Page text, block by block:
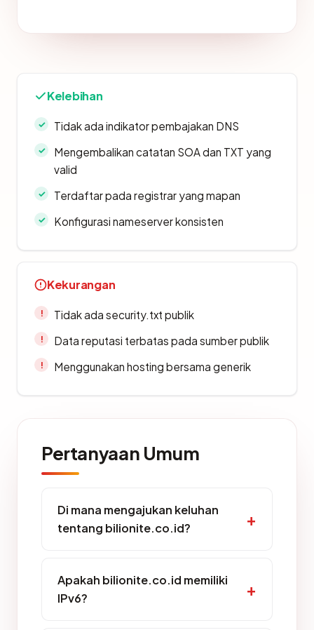
Kelebihan
Tidak ada indikator pembajakan DNS
Mengembalikan catatan SOA dan TXT yang
valid
Terdaftar pada registrar yang mapan
Konfigurasi nameserver konsisten
Kekurangan
Tidak ada security.txt publik
Data reputasi terbatas pada sumber publik
Menggunakan hosting bersama generik
Pertanyaan Umum
Di mana mengajukan keluhan
tentang bilionite.co.id?
Apakah bilionite.co.id memiliki
IPv6?